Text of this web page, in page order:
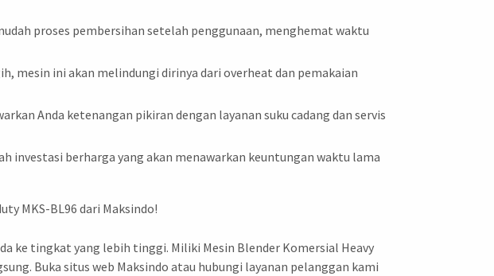
proses pembersihan setelah penggunaan, menghemat waktu
mesin ini akan melindungi dirinya dari overheat dan pemakaian
Anda ketenangan pikiran dengan layanan suku cadang dan servis
investasi berharga yang akan menawarkan keuntungan waktu lama
MKS-BL96 dari Maksindo!
ke tingkat yang lebih tinggi. Miliki Mesin Blender Komersial Heavy
Buka situs web Maksindo atau hubungi layanan pelanggan kami